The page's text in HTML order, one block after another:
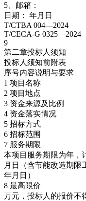
5、邮箱：
日期： 年月日
T/CTBA 004—2024
T/CECA-G 0325—2024
9
第二章投标人须知
投标人须知前附表
序号内容说明与要求
1 项目名称
2 项目地点
3 资金来源及比例
4 资金落实情况
5 招标方式
6 招标范围
7 服务期限
本项目服务期限为年，
月日（含节能改造期限
年月日）
8 最高限价
万元，投标人的报价不